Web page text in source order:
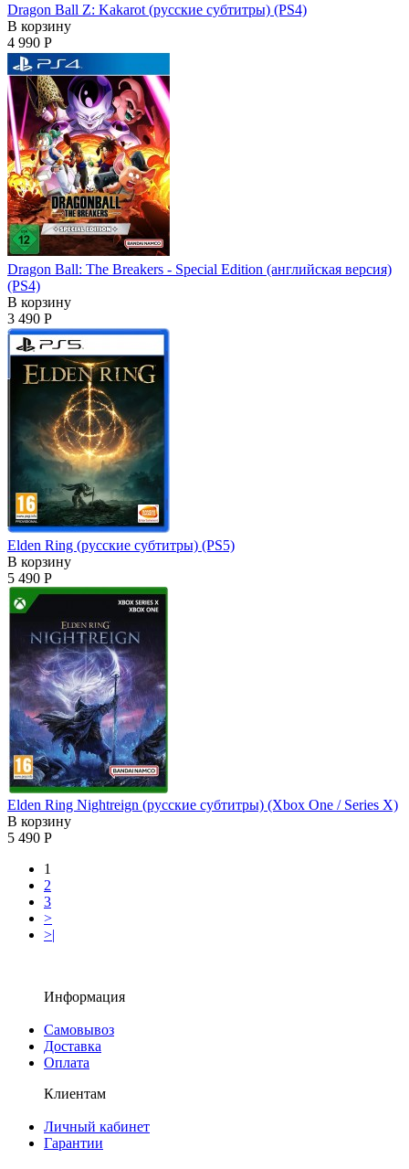
Dragon Ball Z: Kakarot (русские субтитры) (PS4)
В корзину
4 990 Р
Dragon Ball: The Breakers - Special Edition (английская версия)
(PS4)
В корзину
3 490 Р
Elden Ring (русские субтитры) (PS5)
В корзину
5 490 Р
Elden Ring Nightreign (русские субтитры) (Xbox One / Series X)
В корзину
5 490 Р
1
2
3
>
>|
Информация
Самовывоз
Доставка
Оплата
Клиентам
Личный кабинет
Гарантии